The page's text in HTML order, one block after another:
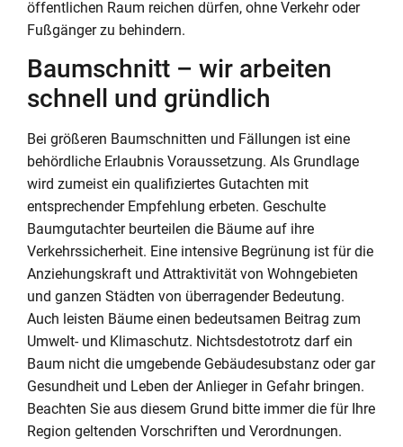
öffentlichen Raum reichen dürfen, ohne Verkehr oder
Fußgänger zu behindern.
Baumschnitt – wir arbeiten
schnell und gründlich
Bei größeren Baumschnitten und Fällungen ist eine
behördliche Erlaubnis Voraussetzung. Als Grundlage
wird zumeist ein qualifiziertes Gutachten mit
entsprechender Empfehlung erbeten. Geschulte
Baumgutachter beurteilen die Bäume auf ihre
Verkehrssicherheit. Eine intensive Begrünung ist für die
Anziehungskraft und Attraktivität von Wohngebieten
und ganzen Städten von überragender Bedeutung.
Auch leisten Bäume einen bedeutsamen Beitrag zum
Umwelt- und Klimaschutz. Nichtsdestotrotz darf ein
Baum nicht die umgebende Gebäudesubstanz oder gar
Gesundheit und Leben der Anlieger in Gefahr bringen.
Beachten Sie aus diesem Grund bitte immer die für Ihre
Region geltenden Vorschriften und Verordnungen.